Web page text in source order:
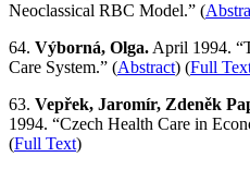
Neoclassical RBC Model.” (
64. Výborná, Olga. April 1994.
Care System.” (Abstract) (Full
63. Vepřek, Jaromír, Zdeněk
1994. “Czech Health Care in
(Full Text)